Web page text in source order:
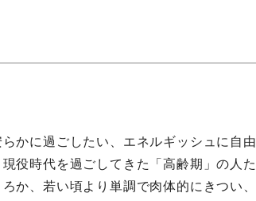
かに過ごしたい、エネルギッシュに自由
役時代を過ごしてきた
「高齢期」の人た
か、 若い頃より単調で肉体的にきつい、